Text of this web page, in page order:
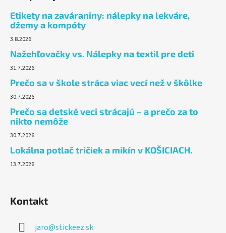
Etikety na zaváraniny: nálepky na lekváre,
džemy a kompóty
3.8.2026
Nažehľovačky vs. Nálepky na textil pre deti
31.7.2026
Prečo sa v škole stráca viac vecí než v škôlke
30.7.2026
Prečo sa detské veci strácajú – a prečo za to
nikto nemôže
30.7.2026
Lokálna potlač tričiek a mikín v KOŠICIACH.
13.7.2026
Kontakt
jaro@stickeez.sk